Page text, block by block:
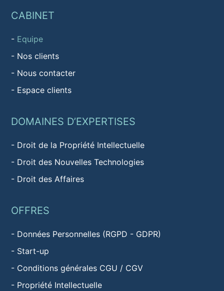
CABINET
- Equipe
- Nos clients
- Nous contacter
- Espace clients
DOMAINES D’EXPERTISES
- Droit de la Propriété Intellectuelle
- Droit des Nouvelles Technologies
- Droit des Affaires
OFFRES
- Données Personnelles (RGPD - GDPR)
- Start-up
- Conditions générales CGU / CGV
- Propriété Intellectuelle